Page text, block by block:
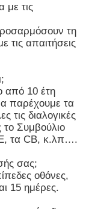
τις
τη
τις απαιτήσεις
από 10 έτη
παρέχουμε τα
τις διαλογικές
Συμβούλιο
τα CB, κ.λπ….
σας;
οθόνες,
15 ημέρες.